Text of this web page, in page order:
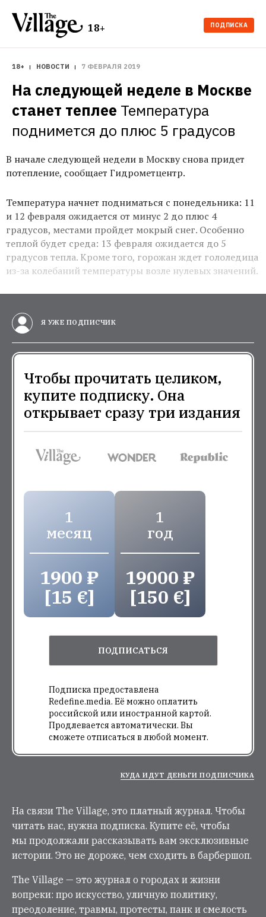
18+ ПОДПИСКА
18+ НОВОСТИ 7 ФЕВРАЛЯ 2019
На следующей неделе в Москве
станет теплее Температура
поднимется до плюс 5 градусов
В начале следующей недели в Москву снова придет
потепление, сообщает Гидрометцентр.
Температура начнет подниматься с понедельника: 11
и 12 февраля ожидается от минус 2 до плюс 4
градусов, местами пройдет мокрый снег. Особенно
теплой будет среда: 13 февраля ожидается до 5
градусов тепла. Кроме того, горожан ждет гололедица
из-за колебаний температуры возле нулевых значений.
Я УЖЕ ПОДПИСЧИК
Чтобы прочитать целиком,
купите подписку. Она
открывает сразу три издания
1
месяц
1900 ₽
[15 €]
1
год
19000 ₽
[150 €]
ПОДПИСАТЬСЯ
Подписка предоставлена
Redefine.media. Её можно оплатить
российской или иностранной картой.
Продлевается автоматически. Вы
сможете отписаться в любой момент.
КУДА ИДУТ ДЕНЬГИ ПОДПИСЧИКА
На связи The Village, это платный журнал. Чтобы
читать нас, нужна подписка. Купите её, чтобы
мы продолжали рассказывать вам эксклюзивные
истории. Это не дороже, чем сходить в барбершоп.
The Village — это журнал о городах и жизни
вопреки: про искусство, уличную политику,
преодоление, травмы, протесты, панк и смелость